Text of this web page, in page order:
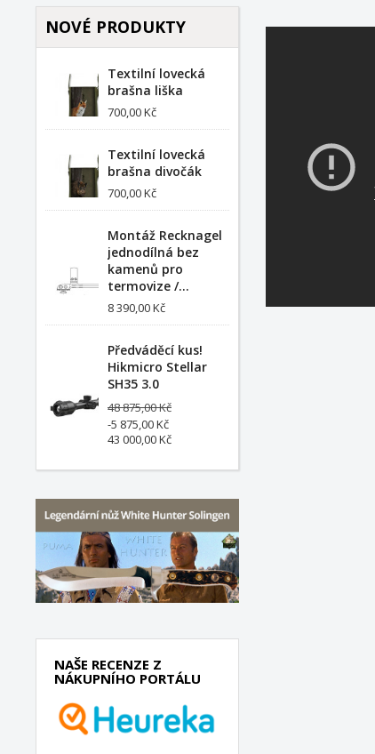
NOVÉ PRODUKTY
Textilní lovecká
brašna liška
700,00 Kč
Textilní lovecká
brašna divočák
700,00 Kč
Montáž Recknagel
jednodílná bez
kamenů pro
termovize /...
8 390,00 Kč
Předváděcí kus!
Hikmicro Stellar
SH35 3.0
48 875,00 Kč
-5 875,00 Kč
43 000,00 Kč
NAŠE RECENZE Z
NÁKUPNÍHO PORTÁLU